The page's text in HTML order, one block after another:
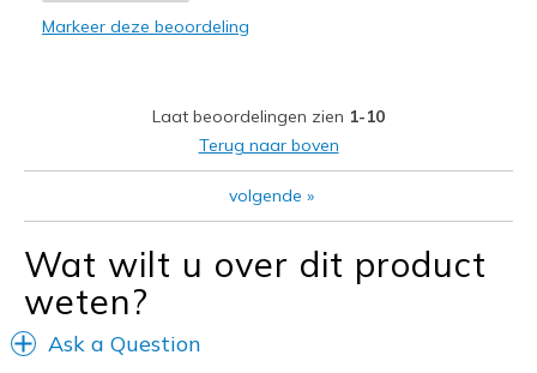
Casual Wear
Going Out
Special Occasions
Travel
Markeer deze beoordeling
Laat beoordelingen zien 1-10
Terug naar boven
volgende »
Wat wilt u over dit product
weten?
Ask a Question